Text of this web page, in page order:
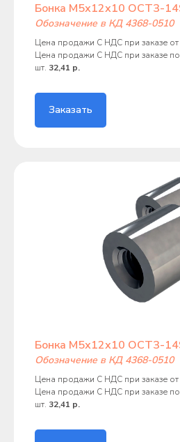
Бонка М5х12х10 ОСТ3-
Обозначение в КД 4368-0510
Цена продажи С НДС при заказе от
Цена продажи С НДС при заказе
шт. 32,41 р.
Заказать
Бонка М5х12х10 ОСТ3-
Обозначение в КД 4368-0510
Цена продажи С НДС при заказе от
Цена продажи С НДС при заказе
шт. 32,41 р.